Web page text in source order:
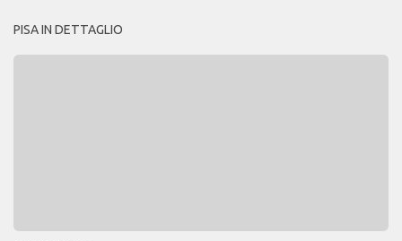
PISA IN DETTAGLIO